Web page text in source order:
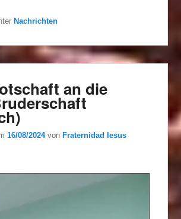
Nachrichten
an die
16/08/2024 von Fraternidad Iesus